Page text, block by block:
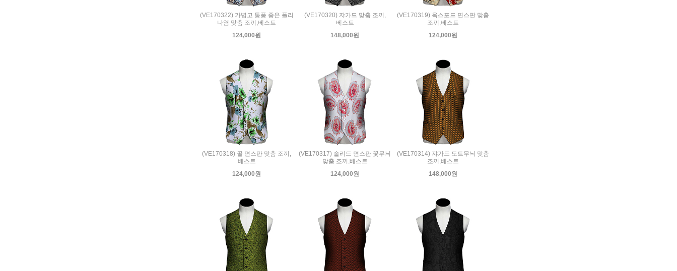
(VE170322) 가볍고 통풍 좋은 폴리
나염 맞춤 조끼,베스트
124,000원
(VE170320) 쟈가드 맞춤 조끼,
베스트
148,000원
(VE170319) 옥스포드 면스판 맞춤
조끼,베스트
124,000원
(VE170318) 골 면스판 맞춤 조끼,
베스트
124,000원
(VE170317) 솔리드 면스판 꽃무늬
맞춤 조끼,베스트
124,000원
(VE170314) 쟈가드 도트무늬 맞춤
조끼,베스트
148,000원